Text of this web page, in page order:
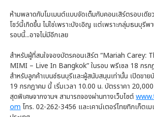
ห้ามพลาดกับโมเมนต์แบบจัดเต็มกับคอนเสิร์ตรอบเดีย
โชว์นี้เกิดขึ้น ไม่ใช่เพราะบังเอิญ แต่เพราะกลุ่มธนบุรีพ
รอบนี้...อาจไม่มีอีกเลย
สำหรับผู้ที่สนใจจองบัตรคอนเสิร์ต “Mariah Carey:
MIMI – Live In Bangkok” ในรอบ พรีเซล 18 กร
สำหรับลูกค้าเบนซ์ธนบุรีและผู้สนับสนุนเท่านั้น เปิดขาย
19 กรกฎาคม นี้ เริ่มเวลา 10.00 น. บัตรราคา
สุดพิเศษจากงานฯ สามารถจองผ่านทางเว็บไซต์
om โทร. 02-262-3456 และเคาน์เตอร์ไทยทิกเก็ตเม